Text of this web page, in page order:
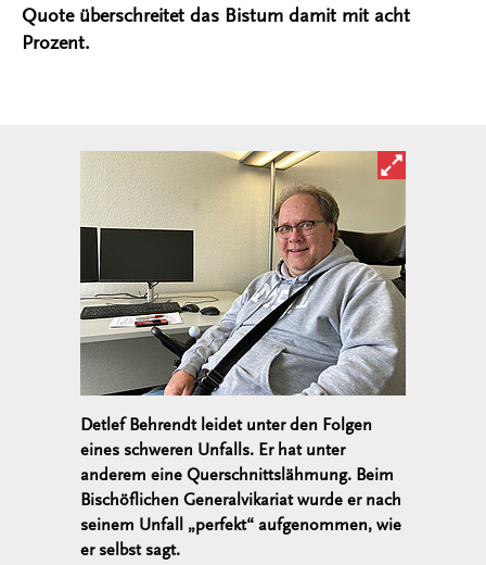
Quote überschreitet das Bistum damit mit acht
Prozent.
Bild in
Detlef Behrendt leidet unter den Folgen
eines schweren Unfalls. Er hat unter
anderem eine Querschnittslähmung. Beim
Bischöflichen Generalvikariat wurde er nach
seinem Unfall „perfekt“ aufgenommen, wie
er selbst sagt.